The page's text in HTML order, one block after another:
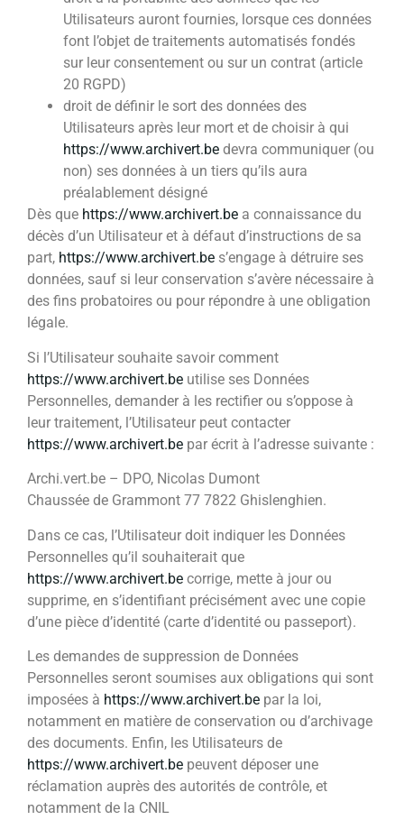
Utilisateurs auront fournies, lorsque ces données
font l’objet de traitements automatisés fondés
sur leur consentement ou sur un contrat (article
20 RGPD)
droit de définir le sort des données des
Utilisateurs après leur mort et de choisir à qui
https://www.archivert.be devra communiquer (ou
non) ses données à un tiers qu’ils aura
préalablement désigné
Dès que https://www.archivert.be a connaissance du
décès d’un Utilisateur et à défaut d’instructions de sa
part, https://www.archivert.be s’engage à détruire ses
données, sauf si leur conservation s’avère nécessaire à
des fins probatoires ou pour répondre à une obligation
légale.
Si l’Utilisateur souhaite savoir comment
https://www.archivert.be utilise ses Données
Personnelles, demander à les rectifier ou s’oppose à
leur traitement, l’Utilisateur peut contacter
https://www.archivert.be par écrit à l’adresse suivante :
Archi.vert.be – DPO, Nicolas Dumont
Chaussée de Grammont 77 7822 Ghislenghien.
Dans ce cas, l’Utilisateur doit indiquer les Données
Personnelles qu’il souhaiterait que
https://www.archivert.be corrige, mette à jour ou
supprime, en s’identifiant précisément avec une copie
d’une pièce d’identité (carte d’identité ou passeport).
Les demandes de suppression de Données
Personnelles seront soumises aux obligations qui sont
imposées à https://www.archivert.be par la loi,
notamment en matière de conservation ou d’archivage
des documents. Enfin, les Utilisateurs de
https://www.archivert.be peuvent déposer une
réclamation auprès des autorités de contrôle, et
notamment de la CNIL